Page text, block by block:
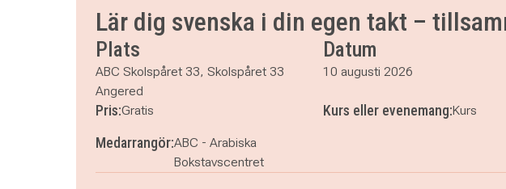
måndag 17 augusti 2026
klockan 13.00–16.00
tisdag 18 augusti 2026klockan 13.00–16.00
måndag 24 augusti 2026
klockan 13.00–16.00
tisdag 25 augusti 2026klockan 13.00–16.00
måndag 31 augusti 2026
tisdag 1 september 2026
klockan 13.00–16.00
Lär dig svenska i din egen takt –
Plats
ABC Skolspåret 33, Skolspåret 33
Angered
Datum
10 augusti 2026
Pris:Gratis Kurs eller evenemang:Kurs
Medarrangör:ABC - Arabiska
Bokstavscentret